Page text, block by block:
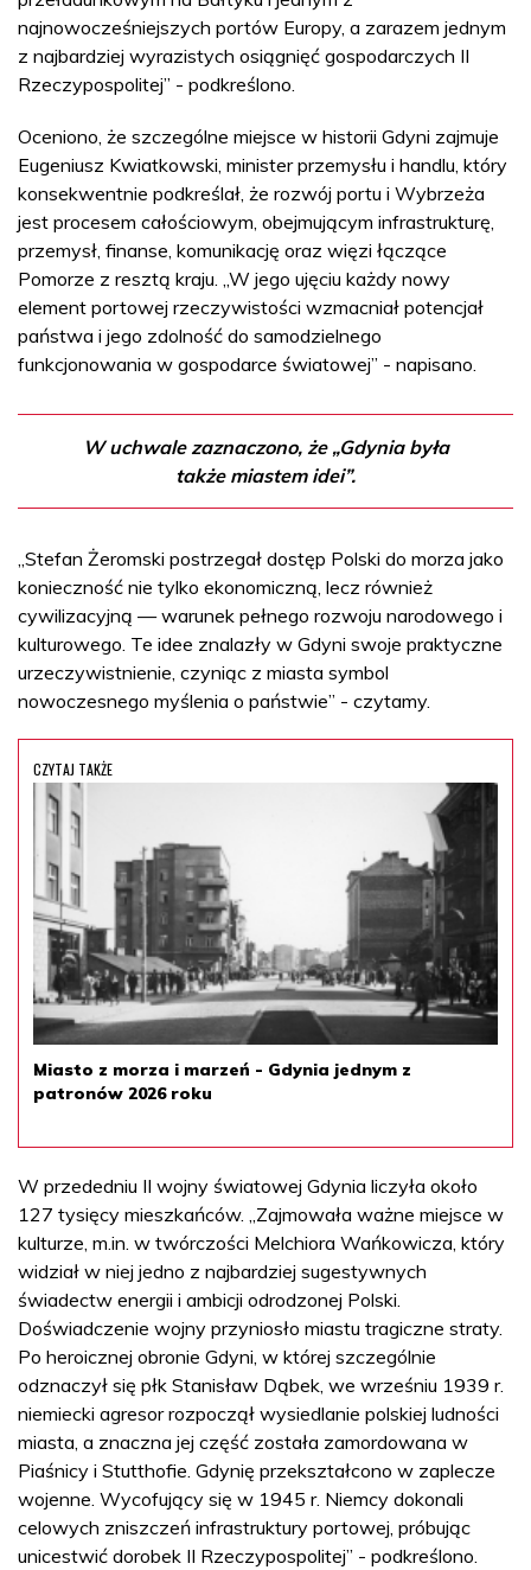
najnowocześniejszych portów Europy, a zarazem jednym
z najbardziej wyrazistych osiągnięć gospodarczych II
Rzeczypospolitej” - podkreślono.
Oceniono, że szczególne miejsce w historii Gdyni zajmuje
Eugeniusz Kwiatkowski, minister przemysłu i handlu, który
konsekwentnie podkreślał, że rozwój portu i Wybrzeża
jest procesem całościowym, obejmującym infrastrukturę,
przemysł, finanse, komunikację oraz więzi łączące
Pomorze z resztą kraju. „W jego ujęciu każdy nowy
element portowej rzeczywistości wzmacniał potencjał
państwa i jego zdolność do samodzielnego
funkcjonowania w gospodarce światowej” - napisano.
W uchwale zaznaczono, że „Gdynia była
także miastem idei”.
„Stefan Żeromski postrzegał dostęp Polski do morza jako
konieczność nie tylko ekonomiczną, lecz również
cywilizacyjną — warunek pełnego rozwoju narodowego i
kulturowego. Te idee znalazły w Gdyni swoje praktyczne
urzeczywistnienie, czyniąc z miasta symbol
nowoczesnego myślenia o państwie” - czytamy.
CZYTAJ TAKŻE
Miasto z morza i marzeń - Gdynia jednym z
patronów 2026 roku
W przededniu II wojny światowej Gdynia liczyła około
127 tysięcy mieszkańców. „Zajmowała ważne miejsce w
kulturze, m.in. w twórczości Melchiora Wańkowicza, który
widział w niej jedno z najbardziej sugestywnych
świadectw energii i ambicji odrodzonej Polski.
Doświadczenie wojny przyniosło miastu tragiczne straty.
Po heroicznej obronie Gdyni, w której szczególnie
odznaczył się płk Stanisław Dąbek, we wrześniu 1939 r.
niemiecki agresor rozpoczął wysiedlanie polskiej ludności
miasta, a znaczna jej część została zamordowana w
Piaśnicy i Stutthofie. Gdynię przekształcono w zaplecze
wojenne. Wycofujący się w 1945 r. Niemcy dokonali
celowych zniszczeń infrastruktury portowej, próbując
unicestwić dorobek II Rzeczypospolitej” - podkreślono.